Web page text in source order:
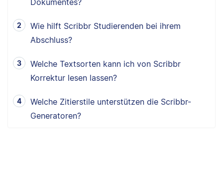
Wie hilft Scribbr Studierenden bei ihrem
Abschluss?
Welche Textsorten kann ich von Scribbr
Korrektur lesen lassen?
Welche Zitierstile unterstützen die Scribbr-
Generatoren?